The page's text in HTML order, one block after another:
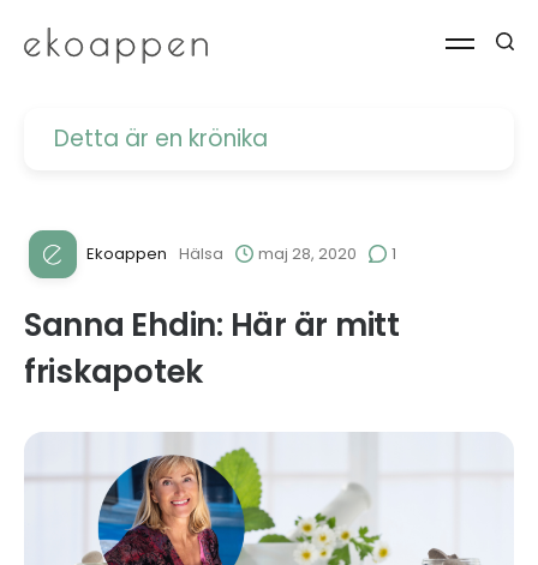
Detta är en krönika
Ekoappen Hälsa maj 28, 2020 1
Sanna Ehdin: Här är mitt
friskapotek